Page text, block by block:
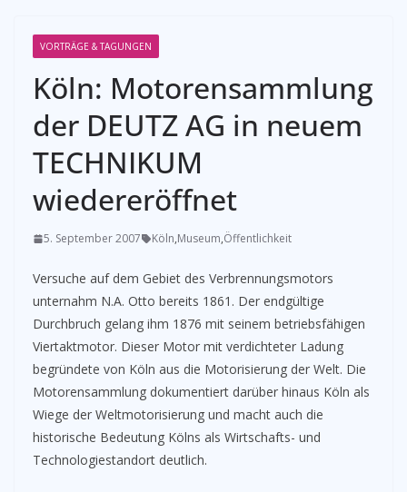
VORTRÄGE & TAGUNGEN
Köln: Motorensammlung
der DEUTZ AG in neuem
TECHNIKUM
wiedereröffnet
5. September 2007 Köln,Museum,Öffentlichkeit
Versuche auf dem Gebiet des Verbrennungsmotors
unternahm N.A. Otto bereits 1861. Der endgültige
Durchbruch gelang ihm 1876 mit seinem betriebsfähigen
Viertaktmotor. Dieser Motor mit verdichteter Ladung
begründete von Köln aus die Motorisierung der Welt. Die
Motorensammlung dokumentiert darüber hinaus Köln als
Wiege der Weltmotorisierung und macht auch die
historische Bedeutung Kölns als Wirtschafts- und
Technologiestandort deutlich.